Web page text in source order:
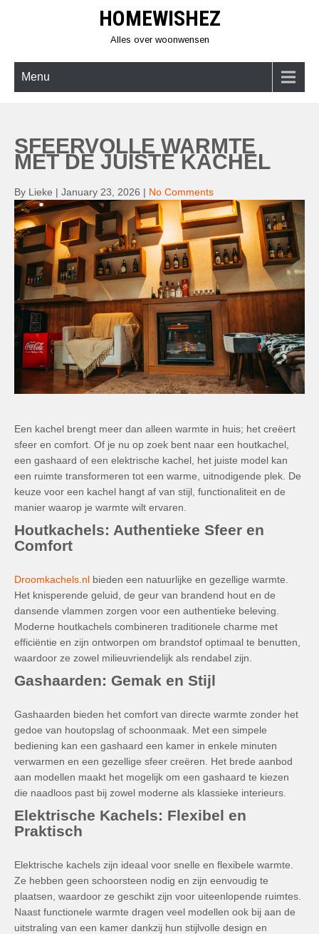
HOMEWISHEZ
Alles over woonwensen
Menu
SFEERVOLLE WARMTE
MET DE JUISTE KACHEL
By Lieke | January 23, 2026 | No Comments
Een kachel brengt meer dan alleen warmte in huis; het creëert
sfeer en comfort. Of je nu op zoek bent naar een houtkachel,
een gashaard of een elektrische kachel, het juiste model kan
een ruimte transformeren tot een warme, uitnodigende plek. De
keuze voor een kachel hangt af van stijl, functionaliteit en de
manier waarop je warmte wilt ervaren.
Houtkachels: Authentieke Sfeer en
Comfort
Droomkachels.nl bieden een natuurlijke en gezellige warmte.
Het knisperende geluid, de geur van brandend hout en de
dansende vlammen zorgen voor een authentieke beleving.
Moderne houtkachels combineren traditionele charme met
efficiëntie en zijn ontworpen om brandstof optimaal te benutten,
waardoor ze zowel milieuvriendelijk als rendabel zijn.
Gashaarden: Gemak en Stijl
Gashaarden bieden het comfort van directe warmte zonder het
gedoe van houtopslag of schoonmaak. Met een simpele
bediening kan een gashaard een kamer in enkele minuten
verwarmen en een gezellige sfeer creëren. Het brede aanbod
aan modellen maakt het mogelijk om een gashaard te kiezen
die naadloos past bij zowel moderne als klassieke interieurs.
Elektrische Kachels: Flexibel en
Praktisch
Elektrische kachels zijn ideaal voor snelle en flexibele warmte.
Ze hebben geen schoorsteen nodig en zijn eenvoudig te
plaatsen, waardoor ze geschikt zijn voor uiteenlopende ruimtes.
Naast functionele warmte dragen veel modellen ook bij aan de
uitstraling van een kamer dankzij hun stijlvolle design en